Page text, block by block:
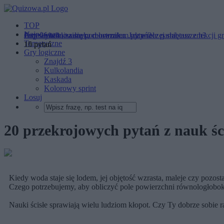
TOP
Najnowsze
Tematyczne
Gry logiczne
Znajdź 3
Kulkolandia
Kaskada
Kolorowy sprint
Losuj
20 przekrojowych pytań z nauk
Kiedy woda staje się lodem, jej objętość wzrasta, maleje czy
Czego potrzebujemy, aby obliczyć pole powierzchni
Nauki ścisłe sprawiają wielu ludziom kłopot. Czy Ty dobrze sobie
Przysłówek, zaimek, celownik... Jak wiele pamiętasz z lekcji
10 pytań
Czy wybronisz się pod ostrzałem pytań?
15 pytań
Jesteś intelektualnym mocarzem... czy raczej słabeuszem?
15 pytań